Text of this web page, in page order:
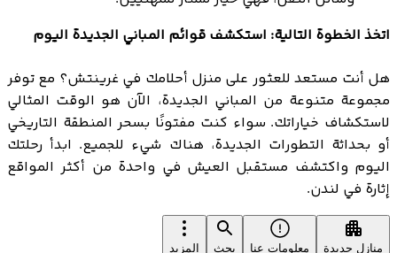
اتخذ الخطوة التالية: استكشف قوائم المباني الجديدة اليوم
هل أنت مستعد للعثور على منزل أحلامك في غرينتش؟ مع توفر
مجموعة متنوعة من المباني الجديدة، الآن هو الوقت المثالي
لاستكشاف خياراتك. سواء كنت مفتونًا بسحر المنطقة التاريخي
أو بحداثة التطورات الجديدة، هناك شيء للجميع. ابدأ رحلتك
اليوم واكتشف مستقبل العيش في واحدة من أكثر المواقع
إثارة في لندن.
منازل جديدة معلومات عنا بحث المزيد